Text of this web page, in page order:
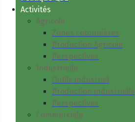
Activités
Agricole
Zones cotonnières
Production Agricole
Perspectives
Industrielle
Outils industriel
Production industrielle
Perspectives
Commerciale